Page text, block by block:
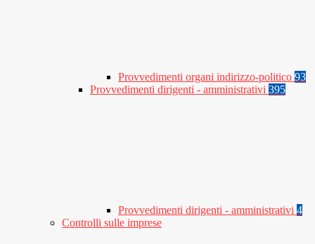
Provvedimenti organi indirizzo-politico 93
Provvedimenti dirigenti - amministrativi 395
Provvedimenti dirigenti - amministrativi 4
Controlli sulle imprese